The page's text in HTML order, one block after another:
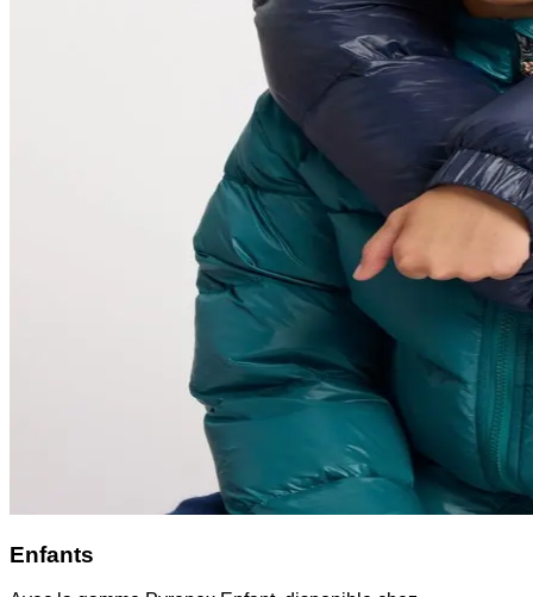
Enfants